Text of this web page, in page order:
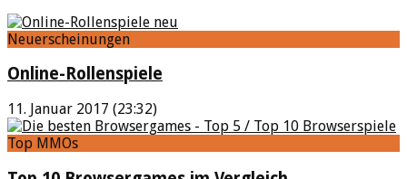
Neuerscheinungen
Online-Rollenspiele
11. Januar 2017 (23:32)
Top MMOs